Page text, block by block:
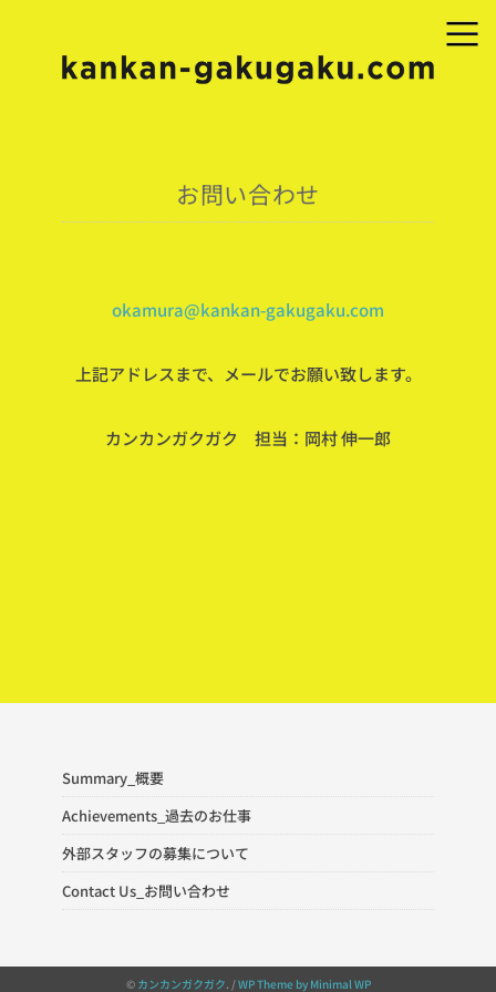
お問い合わせ
okamura@kankan-gakugaku.com
上記アドレスまで、メールでお願い致します。
カンカンガクガク 担当：岡村 伸一郎
Summary_概要
Achievements_過去のお仕事
外部スタッフの募集について
Contact Us_お問い合わせ
© カンカンガクガク. /WP Theme by Minimal WP